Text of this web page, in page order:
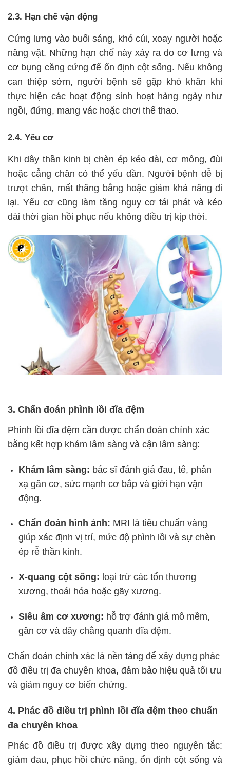
2.3. Hạn chế vận động
Cứng lưng vào buổi sáng, khó cúi, xoay người hoặc
nâng vật. Những hạn chế này xảy ra do cơ lưng và
cơ bụng căng cứng để ổn định cột sống. Nếu không
can thiệp sớm, người bệnh sẽ gặp khó khăn khi
thực hiện các hoạt động sinh hoạt hàng ngày như
ngồi, đứng, mang vác hoặc chơi thể thao.
2.4. Yếu cơ
Khi dây thần kinh bị chèn ép kéo dài, cơ mông, đùi
hoặc cẳng chân có thể yếu dần. Người bệnh dễ bị
trượt chân, mất thăng bằng hoặc giảm khả năng đi
lại. Yếu cơ cũng làm tăng nguy cơ tái phát và kéo
dài thời gian hồi phục nếu không điều trị kịp thời.
3. Chẩn đoán phình lồi đĩa đệm
Phình lồi đĩa đệm cần được chẩn đoán chính xác
bằng kết hợp khám lâm sàng và cận lâm sàng:
Khám lâm sàng: bác sĩ đánh giá đau, tê, phản
xạ gân cơ, sức mạnh cơ bắp và giới hạn vận
động.
Chẩn đoán hình ảnh: MRI là tiêu chuẩn vàng
giúp xác định vị trí, mức độ phình lồi và sự chèn
ép rễ thần kinh.
X-quang cột sống: loại trừ các tổn thương
xương, thoái hóa hoặc gãy xương.
Siêu âm cơ xương: hỗ trợ đánh giá mô mềm,
gân cơ và dây chằng quanh đĩa đệm.
Chẩn đoán chính xác là nền tảng để xây dựng phác
đồ điều trị đa chuyên khoa, đảm bảo hiệu quả tối ưu
và giảm nguy cơ biến chứng.
4. Phác đồ điều trị phình lồi đĩa đệm theo chuẩn
đa chuyên khoa
Phác đồ điều trị được xây dựng theo nguyên tắc:
giảm đau, phục hồi chức năng, ổn định cột sống và